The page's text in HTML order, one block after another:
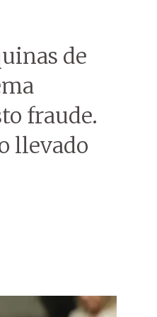
de
fraude.
llevado